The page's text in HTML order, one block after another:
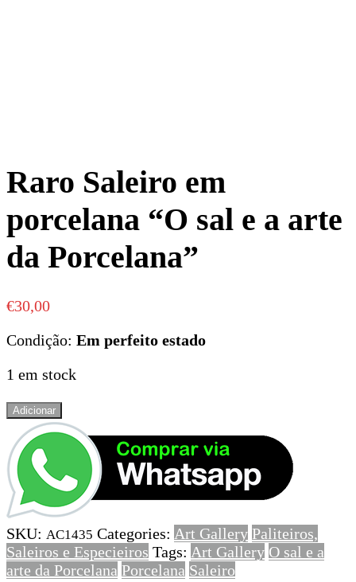
Raro Saleiro em
porcelana “O sal e a arte
da Porcelana”
€30,00
Condição: Em perfeito estado
1 em stock
Quantidade
Raro
Saleiro
em
porcelana
“O
sal
e
a
Adicionar
SKU: AC1435 Categories: Art Gallery Paliteiros,
Saleiros e Especieiros Tags: Art Gallery O sal e a
arte da Porcelana Porcelana Saleiro